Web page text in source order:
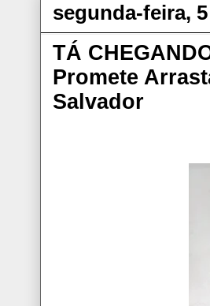
segunda-feira,
TÁ
Promete
Salvador